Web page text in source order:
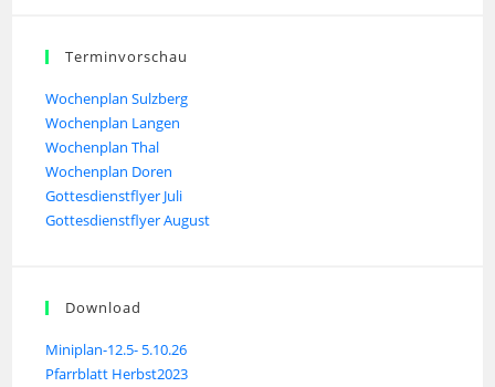
Terminvorschau
Wochenplan Sulzberg
Wochenplan Langen
Wochenplan Thal
Wochenplan Doren
Gottesdienstflyer Juli
Gottesdienstflyer August
Download
Miniplan-12.5- 5.10.26
Pfarrblatt Herbst2023